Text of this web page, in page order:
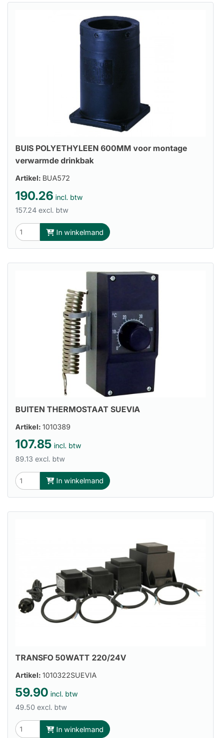
BUIS POLYETHYLEEN 600MM voor montage
verwarmde drinkbak
Artikel: BUA572
190.26 incl. btw
157.24 excl. btw
In winkelmand
BUITEN THERMOSTAAT SUEVIA
Artikel: 1010389
107.85 incl. btw
89.13 excl. btw
In winkelmand
TRANSFO 50WATT 220/24V
Artikel: 1010322SUEVIA
59.90 incl. btw
49.50 excl. btw
In winkelmand